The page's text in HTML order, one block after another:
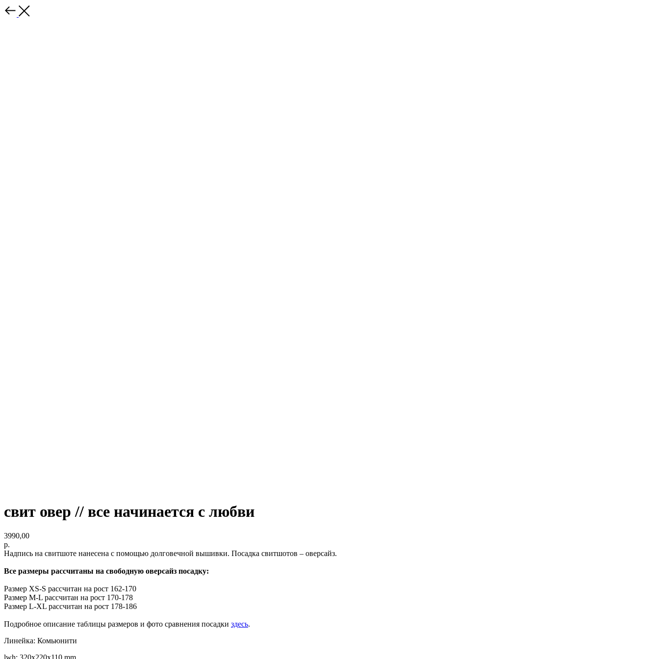
свит овер // все начинается с любви
3990,00
р.
Надпись на свитшоте нанесена с помощью долговечной вышивки. Посадка свитшотов – оверсайз.
Все размеры рассчитаны на свободную оверсайз посадку:
Размер XS-S рассчитан на рост 162-170
Размер M-L рассчитан на рост 170-178
Размер L-XL рассчитан на рост 178-186
Подробное описание таблицы размеров и фото сравнения посадки здесь.
Линейка: Комьюнити
lwh: 320x220x110 mm